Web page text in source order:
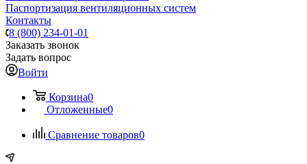
Паспортизация вентиляционных систем
Контакты
8 (800) 234-01-01
Заказать звонок
Задать вопрос
Войти
Корзина0
Отложенные0
Сравнение товаров0